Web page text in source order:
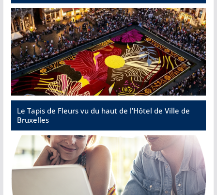
Le Tapis de Fleurs vu du haut de l’Hôtel de Ville de
Bruxelles